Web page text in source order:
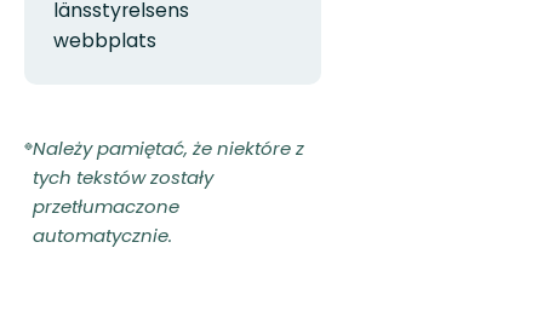
länsstyrelsens
webbplats
Należy pamiętać, że niektóre z
tych tekstów zostały
przetłumaczone
automatycznie.